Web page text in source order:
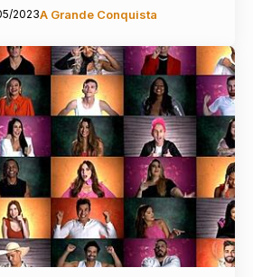
2023A Grande Conquista